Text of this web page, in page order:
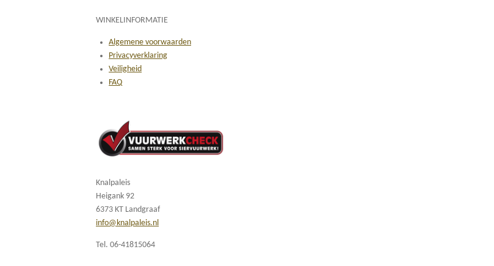
WINKELINFORMATIE
Algemene voorwaarden
Privacyverklaring
Veiligheid
FAQ
Knalpaleis
Heigank 92
6373 KT Landgraaf
info@knalpaleis.nl
Tel. 06-41815064